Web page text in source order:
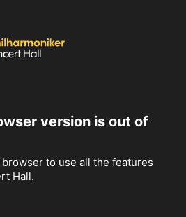
version is out of
to use all the features
Hall.